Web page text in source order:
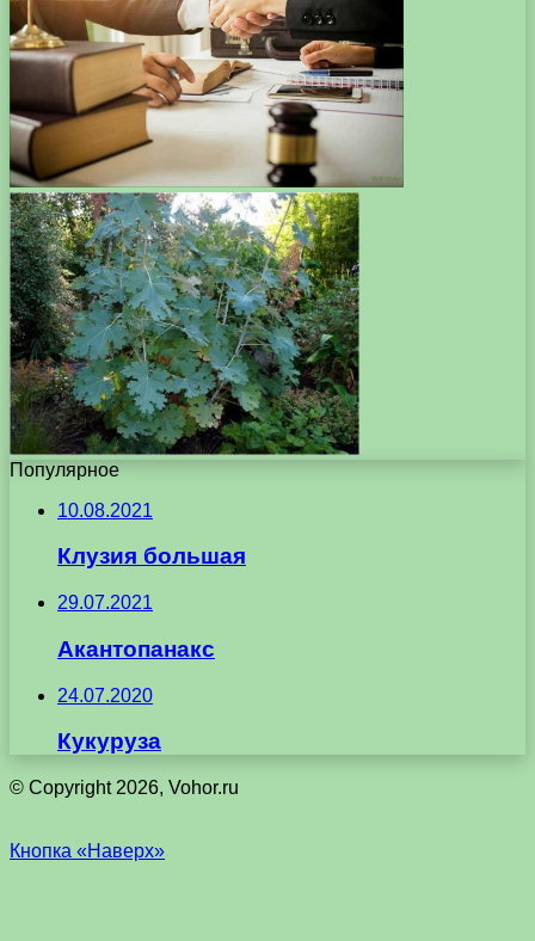
Популярное
10.08.2021
Клузия большая
29.07.2021
Акантопанакс
24.07.2020
Кукуруза
© Copyright 2026, Vohor.ru
Кнопка «Наверх»